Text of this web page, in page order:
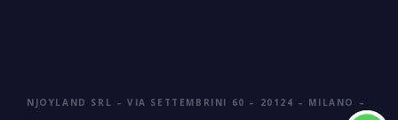
NJOYLAND SRL – VIA SETTEMBRINI 60 – 20124 – MILANO –